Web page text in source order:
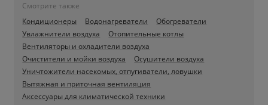
Смотрите также
Кондиционеры
Водонагреватели
Обогреватели
Увлажнители воздуха
Отопительные котлы
Вентиляторы и охладители воздуха
Очистители и мойки воздуха
Осушители воздуха
Уничтожители насекомых, отпугиватели, ловушки
Вытяжная и приточная вентиляция
Аксессуары для климатической техники